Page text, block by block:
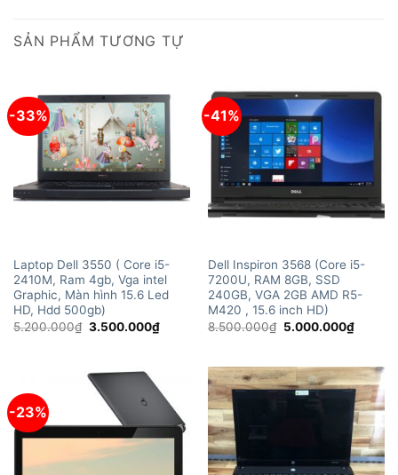
SẢN PHẨM TƯƠNG TỰ
-33%
Laptop Dell 3550 ( Core i5-
2410M, Ram 4gb, Vga intel
Graphic, Màn hình 15.6 Led
HD, Hdd 500gb)
5.200.000₫ Giá
3.500.000₫Giá
hiện
3.500.000₫.
-41%
Dell Inspiron 3568 (Core i5-
7200U, RAM 8GB, SSD
240GB, VGA 2GB AMD R5-
M420 , 15.6 inch HD)
8.500.000₫ Giá
5.000.000₫Giá
hiện
-23%